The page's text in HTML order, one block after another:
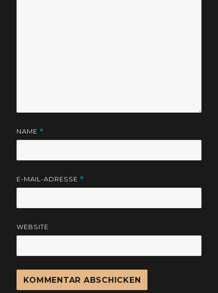
NAME *
E-MAIL-ADRESSE *
WEBSITE